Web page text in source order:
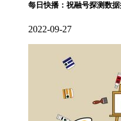
每日快播：祝融号探测数
2022-09-27